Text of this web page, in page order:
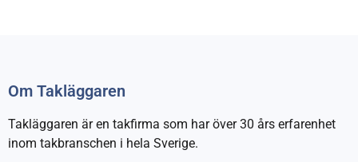
Om Takläggaren
Takläggaren är en takfirma som har över 30 års erfarenhet
inom takbranschen i hela Sverige.